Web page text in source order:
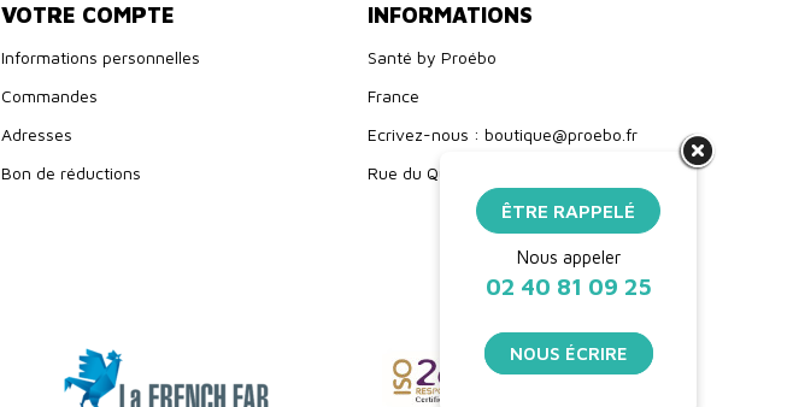
VOTRE COMPTE
Informations personnelles
Commandes
Adresses
Bon de réductions
INFORMATIONS
Santé by Proébo
France
Ecrivez-nous : boutique@proebo.fr
Rue du Quebec, 44142 Chateaubriant
ÊTRE RAPPELÉ
Nous appeler
02 40 81 09 25
NOUS ÉCRIRE